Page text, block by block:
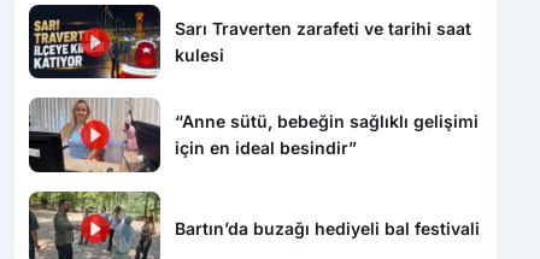
Sarı Traverten zarafeti ve tarihi saat
kulesi
“Anne sütü, bebeğin sağlıklı gelişimi
için en ideal besindir”
Bartın’da buzağı hediyeli bal festivali